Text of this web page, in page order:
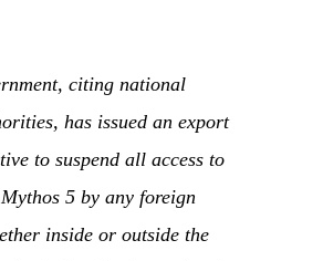
citing national
has issued an export
to suspend all access to
5 by any foreign
inside or outside the